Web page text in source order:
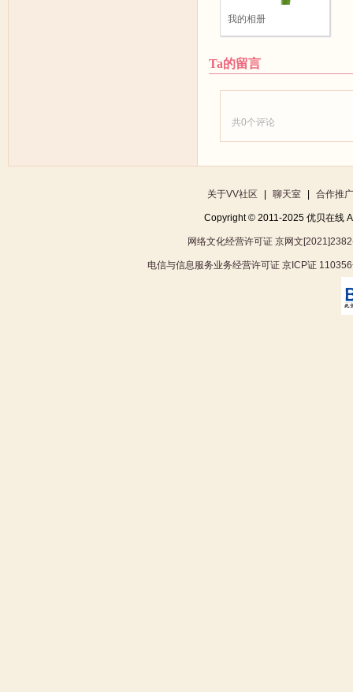
我的相册
Ta的留言
共0个评论
关于VV社区 聊天室 合作推广
Copyright © 2011-2025 优贝在线
网络文化经营许可证 京网文
电信与信息服务业务经营许可证 京ICP证